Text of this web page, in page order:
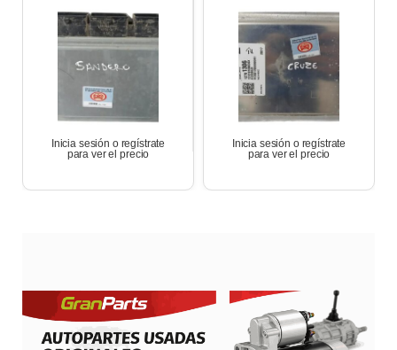
Inicia sesión o regístrate
para ver el precio
Inicia sesión o regístrate
para ver el precio